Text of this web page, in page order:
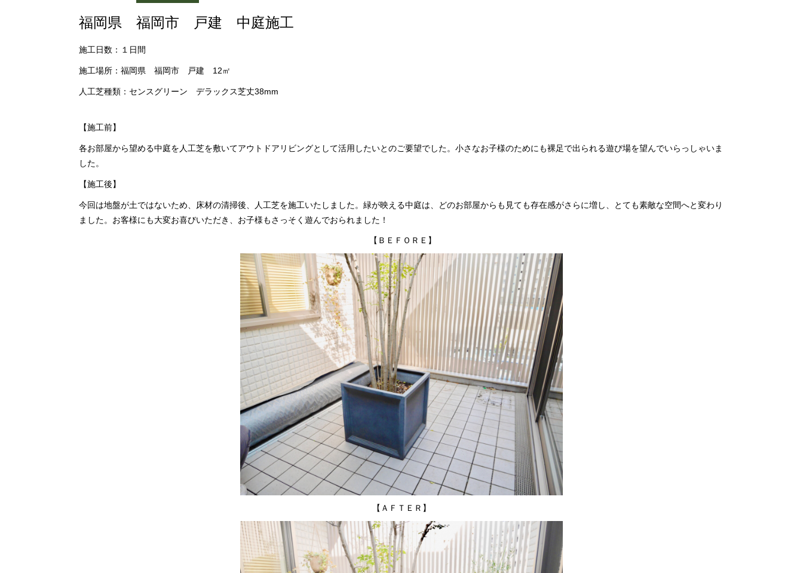
福岡県 福岡市 戸建 中庭施工
施工日数：１日間
施工場所：福岡県 福岡市 戸建 12㎡
人工芝種類：センスグリーン デラックス芝丈38mm
【施工前】
各お部屋から望める中庭を人工芝を敷いてアウトドアリビングとして活用したいとのご要望でした。小さなお子様のためにも裸足で出られる遊び場を望んでいらっしゃいま
した。
【施工後】
今回は地盤が土ではないため、床材の清掃後、人工芝を施工いたしました。緑が映える中庭は、どのお部屋からも見ても存在感がさらに増し、とても素敵な空間へと変わり
ました。お客様にも大変お喜びいただき、お子様もさっそく遊んでおられました！
【ＢＥＦＯＲＥ】
【ＡＦＴＥＲ】